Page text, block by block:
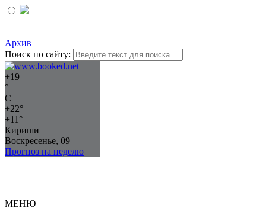
Архив
Поиск по сайту:
+19
°
C
+22°
+11°
Кириши
Воскресенье, 09
Прогноз на неделю
МЕНЮ